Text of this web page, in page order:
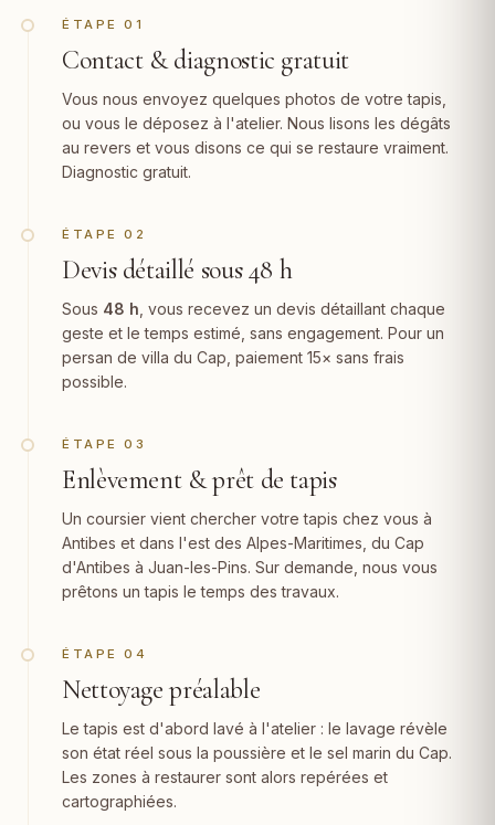
ÉTAPE 01
Contact & diagnostic gratuit
Vous nous envoyez quelques photos de votre tapis,
ou vous le déposez à l'atelier. Nous lisons les dégâts
au revers et vous disons ce qui se restaure vraiment.
Diagnostic gratuit.
ÉTAPE 02
Devis détaillé sous 48 h
Sous 48 h , vous recevez un devis détaillant chaque
geste et le temps estimé, sans engagement. Pour un
persan de villa du Cap, paiement 15× sans frais
possible.
ÉTAPE 03
Enlèvement & prêt de tapis
Un coursier vient chercher votre tapis chez vous à
Antibes et dans l'est des Alpes-Maritimes, du Cap
d'Antibes à Juan-les-Pins. Sur demande, nous vous
prêtons un tapis le temps des travaux.
ÉTAPE 04
Nettoyage préalable
Le tapis est d'abord lavé à l'atelier : le lavage révèle
son état réel sous la poussière et le sel marin du Cap.
Les zones à restaurer sont alors repérées et
cartographiées.